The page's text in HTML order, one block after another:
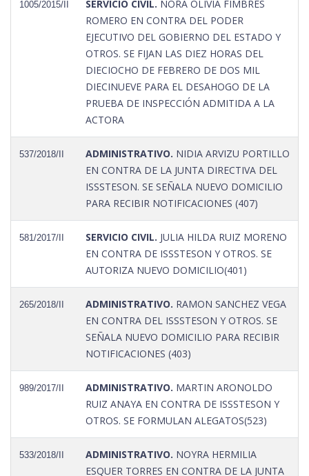
1005/2015/II SERVICIO CIVIL. NORA OLIVIA FIMBRES
ROMERO EN CONTRA DEL PODER
EJECUTIVO DEL GOBIERNO DEL ESTADO Y
OTROS. SE FIJAN LAS DIEZ HORAS DEL
DIECIOCHO DE FEBRERO DE DOS MIL
DIECINUEVE PARA EL DESAHOGO DE LA
PRUEBA DE INSPECCIÓN ADMITIDA A LA
ACTORA
537/2018/II ADMINISTRATIVO. NIDIA ARVIZU PORTILLO
EN CONTRA DE LA JUNTA DIRECTIVA DEL
ISSSTESON. SE SEÑALA NUEVO DOMICILIO
PARA RECIBIR NOTIFICACIONES (407)
581/2017/II SERVICIO CIVIL. JULIA HILDA RUIZ MORENO
EN CONTRA DE ISSSTESON Y OTROS. SE
AUTORIZA NUEVO DOMICILIO(401)
265/2018/II ADMINISTRATIVO. RAMON SANCHEZ VEGA
EN CONTRA DEL ISSSTESON Y OTROS. SE
SEÑALA NUEVO DOMICILIO PARA RECIBIR
NOTIFICACIONES (403)
989/2017/II ADMINISTRATIVO. MARTIN ARONOLDO
RUIZ ANAYA EN CONTRA DE ISSSTESON Y
OTROS. SE FORMULAN ALEGATOS(523)
533/2018/II ADMINISTRATIVO. NOYRA HERMILIA
ESQUER TORRES EN CONTRA DE LA JUNTA